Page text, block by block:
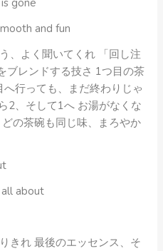
and fun
、よく聞いてくれ 「回し注
ブレンドする技さ 1つ目の茶
行っても、まだ終わりじゃ
2、そして1へ お湯がなくな
の茶碗も同じ味、まろやか
all about
きれ 最後のエッセンス、そ